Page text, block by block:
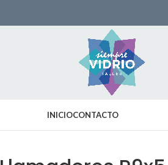
INICIOCONTACTO